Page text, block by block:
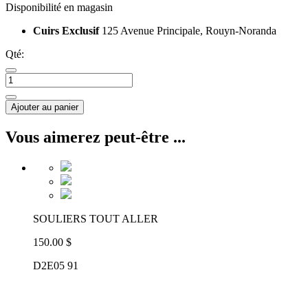
Disponibilité en magasin
Cuirs Exclusif 125 Avenue Principale, Rouyn-Noranda
Qté:
Ajouter au panier
Vous aimerez peut-être ...
SOULIERS TOUT ALLER
150.00 $
D2E05 91